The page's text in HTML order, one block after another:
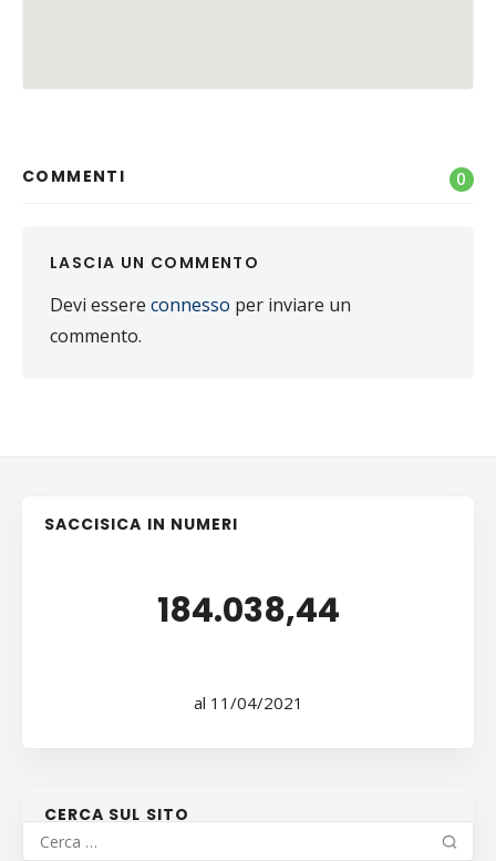
COMMENTI 0
LASCIA UN COMMENTO
Devi essere connesso per inviare un
commento.
SACCISICA IN NUMERI
184.038,44
al 11/04/2021
CERCA SUL SITO